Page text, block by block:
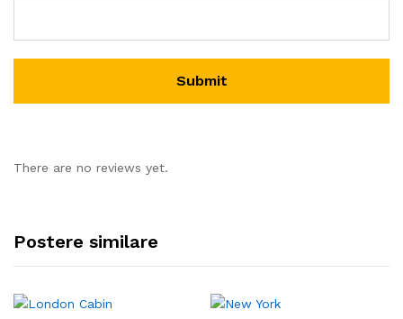
There are no reviews yet.
Postere similare